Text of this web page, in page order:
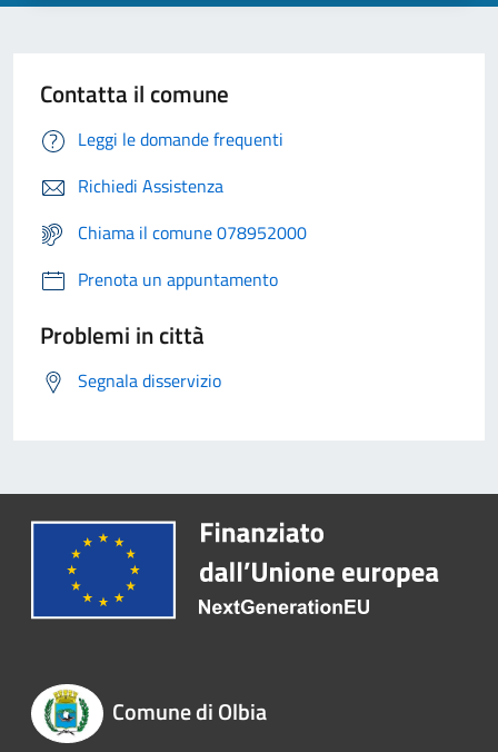
Contatta il comune
Leggi le domande frequenti
Richiedi Assistenza
Chiama il comune 078952000
Prenota un appuntamento
Problemi in città
Segnala disservizio
Comune di Olbia